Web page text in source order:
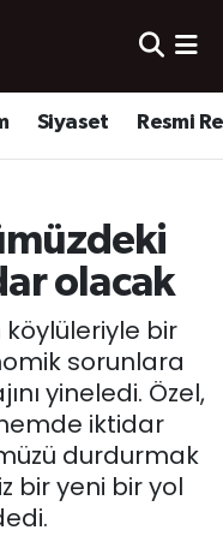
Siyaset Resmi
olacak
bir
sorunlara
yineledi. Özel,
iktidar
durdurmak
bir yeni bir yol
ve Fikstür